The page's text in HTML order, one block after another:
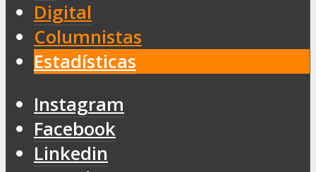
Digital
Columnistas
Estadísticas
Instagram
Facebook
Linkedin